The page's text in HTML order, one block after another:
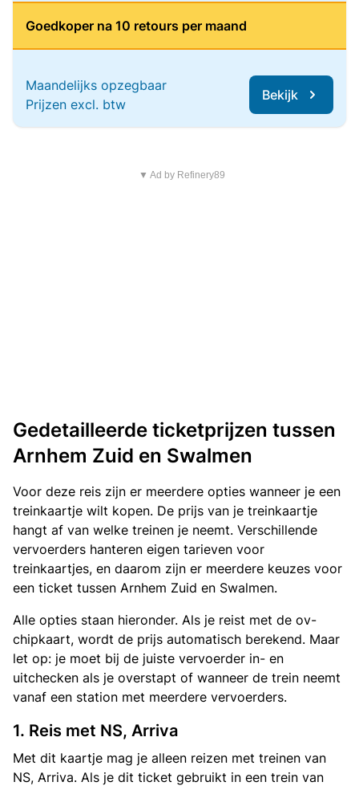
Goedkoper na 10 retours per maand
Maandelijks opzegbaar
Prijzen excl. btw
Bekijk
▼ Ad by Refinery89
Gedetailleerde ticketprijzen tussen
Arnhem Zuid en Swalmen
Voor deze reis zijn er meerdere opties wanneer je een
treinkaartje wilt kopen. De prijs van je treinkaartje
hangt af van welke treinen je neemt. Verschillende
vervoerders hanteren eigen tarieven voor
treinkaartjes, en daarom zijn er meerdere keuzes voor
een ticket tussen Arnhem Zuid en Swalmen.
Alle opties staan hieronder. Als je reist met de ov-
chipkaart, wordt de prijs automatisch berekend. Maar
let op: je moet bij de juiste vervoerder in- en
uitchecken als je overstapt of wanneer de trein neemt
vanaf een station met meerdere vervoerders.
1. Reis met NS, Arriva
Met dit kaartje mag je alleen reizen met treinen van
NS, Arriva. Als je dit ticket gebruikt in een trein van